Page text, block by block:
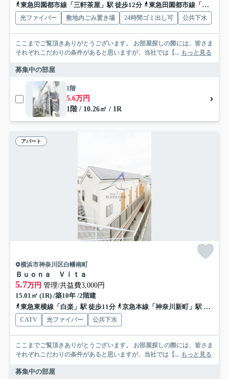
東急田園都市線「三軒茶屋」駅 徒歩12分
東急田園都市線「駒沢大学」駅 徒歩24分
光ファイバー 敷地内ごみ置き場 24時間ゴミ出し可 公共下水
ここまでご覧頂きありがとうございます。 お部屋探しの際には、皆さま
それぞれこだわりの条件があると思いますが、当社では【... もっと見る
募集中の部屋
1階
5.6万円
1階 / 10.26㎡ / 1R
アパート
横浜市神奈川区白幡南町
Ｂｕｏｎａ Ｖｉｔａ
5.7万円 管理/共益費3,000円
15.01㎡ (1R) /築10年 /2階建
東急東横線「白楽」駅 徒歩11分
京急本線「神奈川新町」駅 徒歩12分
CATV 光ファイバー 公共下水
ここまでご覧頂きありがとうございます。 お部屋探しの際には、皆さま
それぞれこだわりの条件があると思いますが、当社では【... もっと見る
募集中の部屋